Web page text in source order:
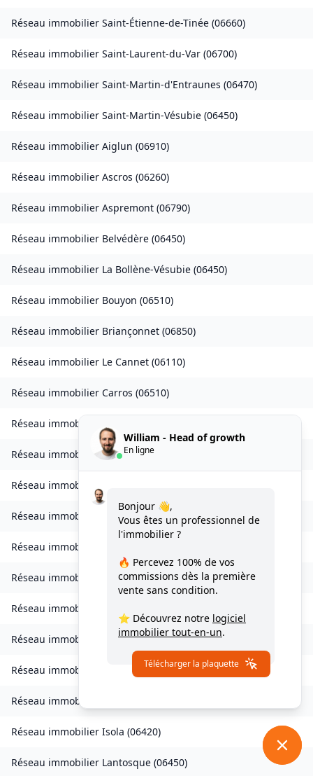
Réseau immobilier Saint-Étienne-de-Tinée (06660)
Réseau immobilier Saint-Laurent-du-Var (06700)
Réseau immobilier Saint-Martin-d'Entraunes (06470)
Réseau immobilier Saint-Martin-Vésubie (06450)
Réseau immobilier Aiglun (06910)
Réseau immobilier Ascros (06260)
Réseau immobilier Aspremont (06790)
Réseau immobilier Belvédère (06450)
Réseau immobilier La Bollène-Vésubie (06450)
Réseau immobilier Bouyon (06510)
Réseau immobilier Briançonnet (06850)
Réseau immobilier Le Cannet (06110)
Réseau immobilier Carros (06510)
Réseau immobilier
Réseau immobilierCastillon(06500
Réseau immobilier
Réseau immobilier Collongues(06910)
Réseau immobilier
Réseau immobilier Escragnolles(06460)
Réseau immobilier
Réseau immobilier Gilette(06830)
Réseau immobilier Gorbio 06500)
Réseau immobilier
Réseau immobilier Isola (06420)
Réseau immobilier Lantosque (06450)
William - Head of growth
En ligne
Bonjour 👋,
Vous êtes un professionnel de
l'immobilier ?
🔥 Percevez 100% de vos
commissions dès la première
vente sans condition.
⭐ Découvrez notre logiciel
immobilier tout-en-un.
Télécharger la plaquette